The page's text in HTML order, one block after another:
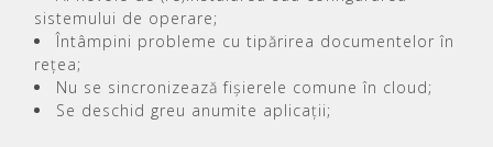
sistemului de operare;
Întâmpini probleme cu tipărirea documentelor în
rețea;
Nu se sincronizează fișierele comune în cloud;
Se deschid greu anumite aplicații;